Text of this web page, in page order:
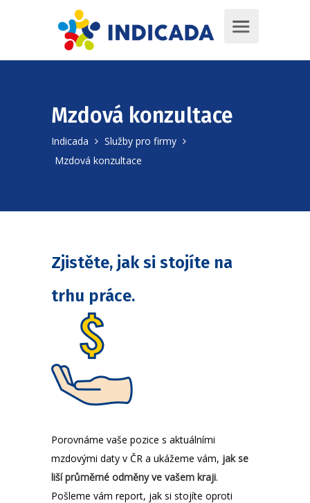
Mzdová konzultace
Indicada
Služby pro firmy
Mzdová konzultace
Zjistěte, jak si stojíte na
trhu práce.
Porovnáme vaše pozice s aktuálními
mzdovými daty v ČR a ukážeme vám, jak se
liší průměrné odměny ve vašem kraji.
Pošleme vám report, jak si stojíte oproti